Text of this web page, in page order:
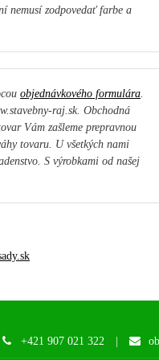
nemusí zodpovedať farbe a
objednávkového formulára.
raj.sk. Obchodná
Vám zašleme prepravnou
tovaru. U všetkých nami
S výrobkami od našej
+421 907 021 322